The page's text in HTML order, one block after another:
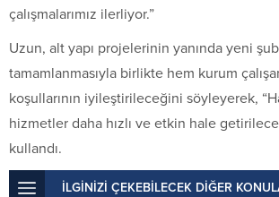
çalışmalarımız ilerliyor.”
Uzun, alt yapı projelerinin yanında yeni
tamamlanmasıyla birlikte hem kurum
koşullarının iyileştirileceğini söyleyerek,
hizmetler daha hızlı ve etkin hale
kullandı.
İLGİNİZİ ÇEKEBİLECEK DİĞER